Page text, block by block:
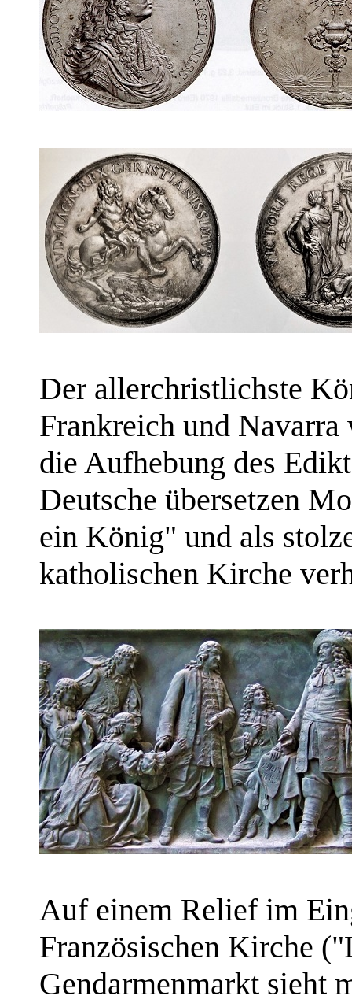
Der allerchristlichste
Frankreich und
die Aufhebung des
Deutsche übersetzen
ein König" und als
katholischen Kirche
Auf einem Relief im
Französischen Kirche
Gendarmenmarkt sieht